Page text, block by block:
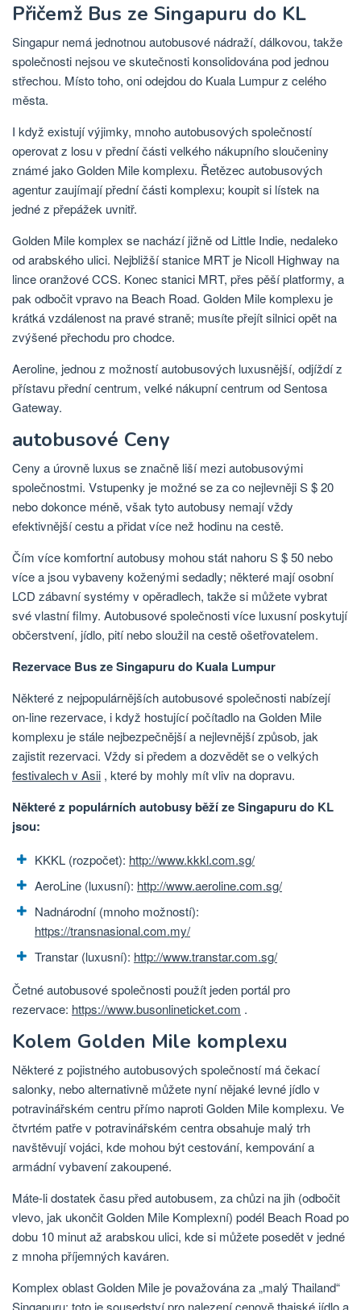
Přičemž Bus ze Singapuru do KL
Singapur nemá jednotnou autobusové nádraží, dálkovou, takže
společnosti nejsou ve skutečnosti konsolidována pod jednou
střechou. Místo toho, oni odejdou do Kuala Lumpur z celého
města.
I když existují výjimky, mnoho autobusových společností
operovat z losu v přední části velkého nákupního sloučeniny
známé jako Golden Mile komplexu. Řetězec autobusových
agentur zaujímají přední části komplexu; koupit si lístek na
jedné z přepážek uvnitř.
Golden Mile komplex se nachází jižně od Little Indie, nedaleko
od arabského ulici. Nejbližší stanice MRT je Nicoll Highway na
lince oranžové CCS. Konec stanici MRT, přes pěší platformy, a
pak odbočit vpravo na Beach Road. Golden Mile komplexu je
krátká vzdálenost na pravé straně; musíte přejít silnici opět na
zvýšené přechodu pro chodce.
Aeroline, jednou z možností autobusových luxusnější, odjíždí z
přístavu přední centrum, velké nákupní centrum od Sentosa
Gateway.
autobusové Ceny
Ceny a úrovně luxus se značně liší mezi autobusovými
společnostmi. Vstupenky je možné se za co nejlevněji S $ 20
nebo dokonce méně, však tyto autobusy nemají vždy
efektivnější cestu a přidat více než hodinu na cestě.
Čím více komfortní autobusy mohou stát nahoru S $ 50 nebo
více a jsou vybaveny koženými sedadly; některé mají osobní
LCD zábavní systémy v opěradlech, takže si můžete vybrat
své vlastní filmy. Autobusové společnosti více luxusní poskytují
občerstvení, jídlo, pití nebo sloužil na cestě ošetřovatelem.
Rezervace Bus ze Singapuru do Kuala Lumpur
Některé z nejpopulárnějších autobusové společnosti nabízejí
on-line rezervace, i když hostující počítadlo na Golden Mile
komplexu je stále nejbezpečnější a nejlevnější způsob, jak
zajistit rezervaci. Vždy si předem a dozvědět se o velkých
festivalech v Asii , které by mohly mít vliv na dopravu.
Některé z populárních autobusy běží ze Singapuru do KL
jsou:
KKKL (rozpočet): http://www.kkkl.com.sg/
AeroLine (luxusní): http://www.aeroline.com.sg/
Nadnárodní (mnoho možností):
https://transnasional.com.my/
Transtar (luxusní): http://www.transtar.com.sg/
Četné autobusové společnosti použít jeden portál pro
rezervace: https://www.busonlineticket.com .
Kolem Golden Mile komplexu
Některé z pojistného autobusových společností má čekací
salonky, nebo alternativně můžete nyní nějaké levné jídlo v
potravinářském centru přímo naproti Golden Mile komplexu. Ve
čtvrtém patře v potravinářském centra obsahuje malý trh
navštěvují vojáci, kde mohou být cestování, kempování a
armádní vybavení zakoupené.
Máte-li dostatek času před autobusem, za chůzi na jih (odbočit
vlevo, jak ukončit Golden Mile Komplexní) podél Beach Road po
dobu 10 minut až arabskou ulici, kde si můžete posedět v jedné
z mnoha příjemných kaváren.
Komplex oblast Golden Mile je považována za „malý Thailand“
Singapuru; toto je sousedství pro nalezení cenově thajské jídlo a